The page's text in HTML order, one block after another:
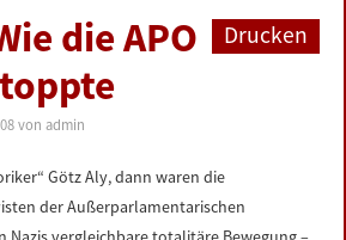
Drucken
die APO
vonadmin
Götz Aly, dann waren die
der Außerparlamentarischen